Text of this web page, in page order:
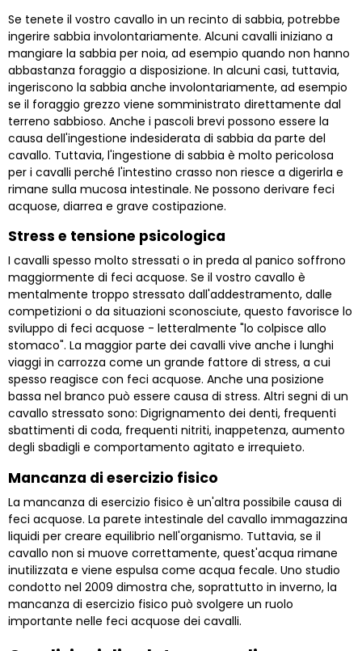
Se tenete il vostro cavallo in un recinto di sabbia, potrebbe
ingerire sabbia involontariamente. Alcuni cavalli iniziano a
mangiare la sabbia per noia, ad esempio quando non hanno
abbastanza foraggio a disposizione. In alcuni casi, tuttavia,
ingeriscono la sabbia anche involontariamente, ad esempio
se il foraggio grezzo viene somministrato direttamente dal
terreno sabbioso. Anche i pascoli brevi possono essere la
causa dell'ingestione indesiderata di sabbia da parte del
cavallo. Tuttavia, l'ingestione di sabbia è molto pericolosa
per i cavalli perché l'intestino crasso non riesce a digerirla e
rimane sulla mucosa intestinale. Ne possono derivare feci
acquose, diarrea e grave costipazione.
Stress e tensione psicologica
I cavalli spesso molto stressati o in preda al panico soffrono
maggiormente di feci acquose. Se il vostro cavallo è
mentalmente troppo stressato dall'addestramento, dalle
competizioni o da situazioni sconosciute, questo favorisce lo
sviluppo di feci acquose - letteralmente "lo colpisce allo
stomaco". La maggior parte dei cavalli vive anche i lunghi
viaggi in carrozza come un grande fattore di stress, a cui
spesso reagisce con feci acquose. Anche una posizione
bassa nel branco può essere causa di stress. Altri segni di un
cavallo stressato sono: Digrignamento dei denti, frequenti
sbattimenti di coda, frequenti nitriti, inappetenza, aumento
degli sbadigli e comportamento agitato e irrequieto.
Mancanza di esercizio fisico
La mancanza di esercizio fisico è un'altra possibile causa di
feci acquose. La parete intestinale del cavallo immagazzina
liquidi per creare equilibrio nell'organismo. Tuttavia, se il
cavallo non si muove correttamente, quest'acqua rimane
inutilizzata e viene espulsa come acqua fecale. Uno studio
condotto nel 2009 dimostra che, soprattutto in inverno, la
mancanza di esercizio fisico può svolgere un ruolo
importante nelle feci acquose dei cavalli.